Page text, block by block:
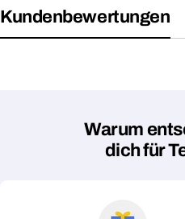
Deine
Kundenbewertungen
Warum
dich für